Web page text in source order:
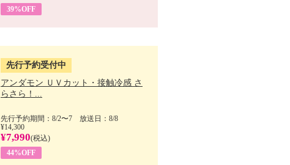
39%OFF
先行予約受付中
アンダモン ＵＶカット・接触冷感 さ
らさら！...
先行予約期間：8/2〜7 放送日：8/8
¥14,300
¥7,990(税込)
44%OFF